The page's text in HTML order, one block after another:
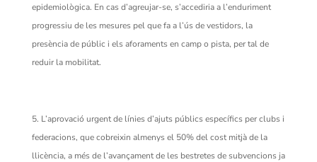
epidemiològica. En cas d’agreujar-se, s’accediria a l’enduriment
progressiu de les mesures pel que fa a l’ús de vestidors, la
presència de públic i els aforaments en camp o pista, per tal de
reduir la mobilitat.
L’aprovació urgent de línies d’ajuts públics específics per clubs i
federacions, que cobreixin almenys el 50% del cost mitjà de la
llicència, a més de l’avançament de les bestretes de subvencions ja